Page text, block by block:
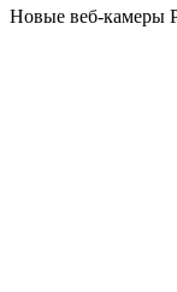
Новые веб-камеры